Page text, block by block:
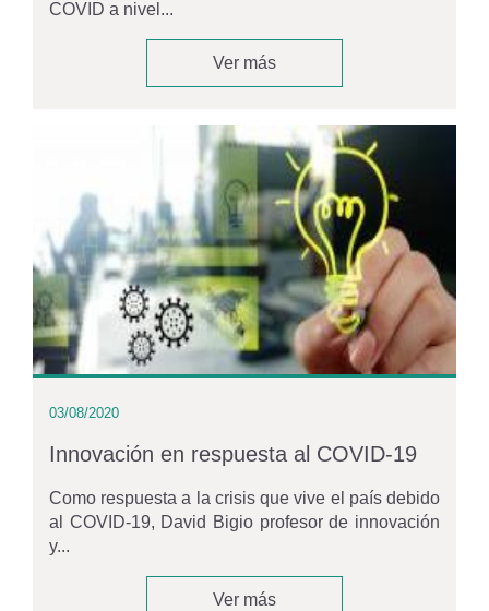
COVID a nivel...
Ver más
03/08/2020
Innovación en respuesta al COVID-19
Como respuesta a la crisis que vive el país debido
al COVID-19, David Bigio profesor de innovación
y...
Ver más